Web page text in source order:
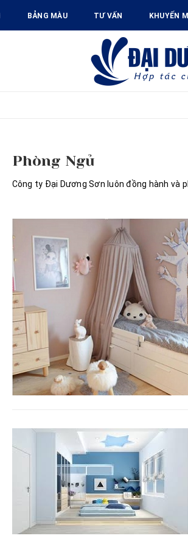
BẢNG MÀU TƯ VẤN KHUYẾN
Phòng Ngủ
Công ty Đại Dương Sơn luôn đồng hành và